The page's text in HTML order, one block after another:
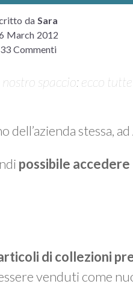
da Sara
March 2012
Commenti
spaccio: ecco
dell’azienda stessa,
possibile
di collezioni
venduti come